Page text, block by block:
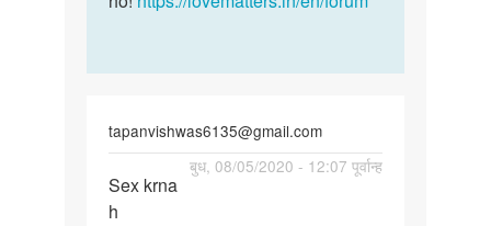
tapanvishwas6135@gmail.com
बुध, 08/05/2020 - 12:07 पूर्वान्ह
Sex
krna
Sex krna
h